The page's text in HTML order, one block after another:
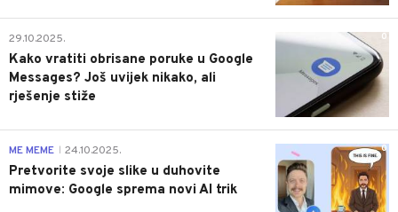
0
29.10.2025.
Kako vratiti obrisane poruke u Google
Messages? Još uvijek nikako, ali
rješenje stiže
0
ME MEME 24.10.2025.
Pretvorite svoje slike u duhovite
mimove: Google sprema novi AI trik